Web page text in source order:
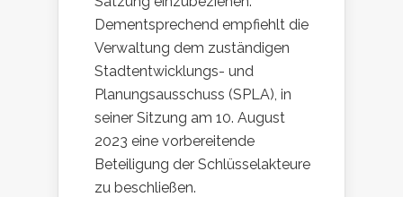
Dementsprechend empfiehlt die
Verwaltung dem zuständigen
Stadtentwicklungs- und
Planungsausschuss (SPLA), in
seiner Sitzung am 10. August
2023 eine vorbereitende
Beteiligung der Schlüsselakteure
zu beschließen.